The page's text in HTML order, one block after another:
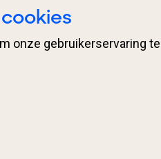
onze gebruikerservaring te